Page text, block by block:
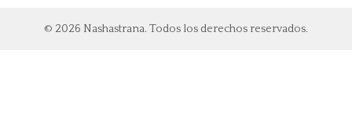
© 2026 Nashastrana. Todos los derechos reservados.